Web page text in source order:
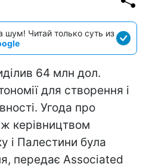
шум! Читай только суть из
64 млн дол.
для створення і
Угода про
керівництвом
і Палестини була
передає Associated